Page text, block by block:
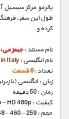
پالرمو مرکز سیسیل
طول این سفر،
کرده و…
نام مستند :جیمز می:
نام انگلیسی : Italy
تعداد :6 قسمت
زبان : انگلیسی (با
زمان : 50 دقیقه
کیفیت : HD 1080p – HD 720p – HD 480p (فوق العاده)
حجم : 259 – 460 – 848 مگابایت